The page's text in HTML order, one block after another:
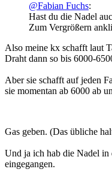
@Fabian Fuchs:
Hast du die Nadel
Zum Vergrößern
Also meine kx schafft laut
Draht dann so bis 6000-
Aber sie schafft auf jeden
sie momentan ab 6000 ab
Gas geben. (Das übliche
Und ja ich hab die Nadel in
eingegangen.